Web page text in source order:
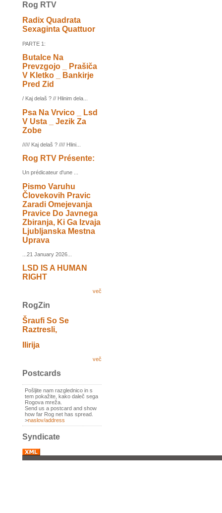
Rog RTV
Radix Quadrata
Sexaginta Quattuor
PARTE 1:
Butalce Na
Prevzgojo _ Prašiča
V Kletko _ Bankirje
Pred Zid
/ Kaj delaš ? // Hlinim dela...
Psa Na Vrvico _ Lsd
V Usta _ Jezik Za
Zobe
///// Kaj delaš ? //// Hlini...
Rog RTV Présente:
Un prédicateur d'une ...
Pismo Varuhu
Človekovih Pravic
Zaradi Omejevanja
Pravice Do Javnega
Zbiranja, Ki Ga Izvaja
Ljubljanska Mestna
Uprava
...21 January 2026...
LSD IS A HUMAN
RIGHT
več
RogZin
Šraufi So Se
Raztresli,
Ilirija
več
Postcards
Pošljite nam razglednico in s
tem pokažite, kako daleč sega
Rogova mreža.
Send us a postcard and show
how far Rog net has spread.
>naslov/address
Syndicate